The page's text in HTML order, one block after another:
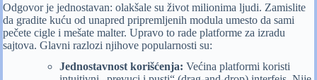
Odgovor je jednostavan: olakšale su život milionima ljudi. Zamislite
da gradite kuću od unapred pripremljenih modula umesto da sami
pečete cigle i mešate malter. Upravo to rade platforme za izradu
sajtova. Glavni razlozi njihove popularnosti su:
Jednostavnost korišćenja: Većina platformi koristi